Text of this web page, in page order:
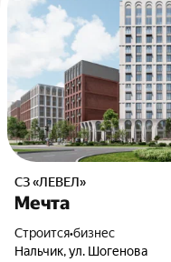
СЗ «ЛЕВЕЛ»
Мечта
Строится•бизнес
Нальчик, ул. Шогенова